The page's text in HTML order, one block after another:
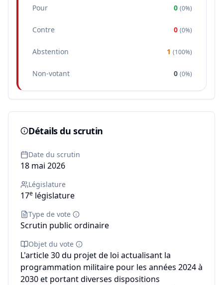
Pour 0 (0%)
Contre 0 (0%)
Abstention 1 (100%)
Non-votant 0 (0%)
Détails du scrutin
Date du scrutin
18 mai 2026
Législature
17e législature
Type de vote
Scrutin public ordinaire
Objet du vote
L'article 30 du projet de loi actualisant la
programmation militaire pour les années 2024 à
2030 et portant diverses dispositions